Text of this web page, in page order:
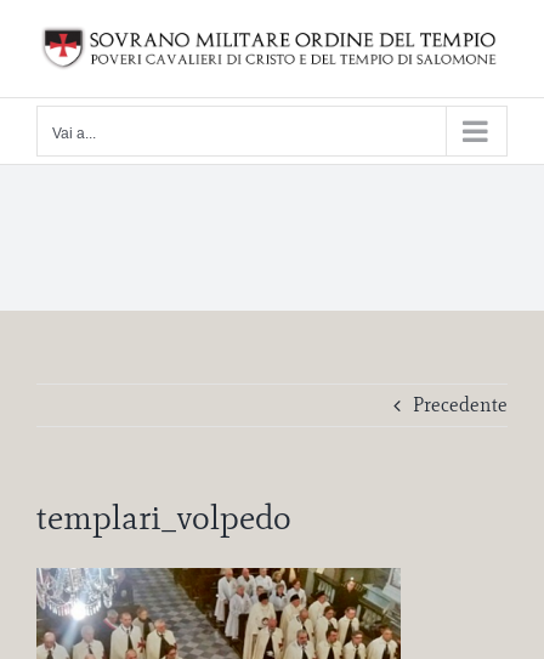
contenuto
Vai a...
Precedente
templari_volpedo